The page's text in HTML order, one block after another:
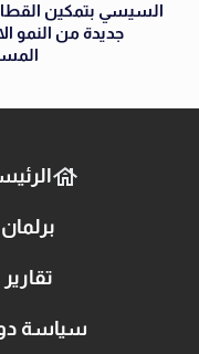
السيسي بتمكين
جديدة من النمو
برلمان
تقارير
سياسة